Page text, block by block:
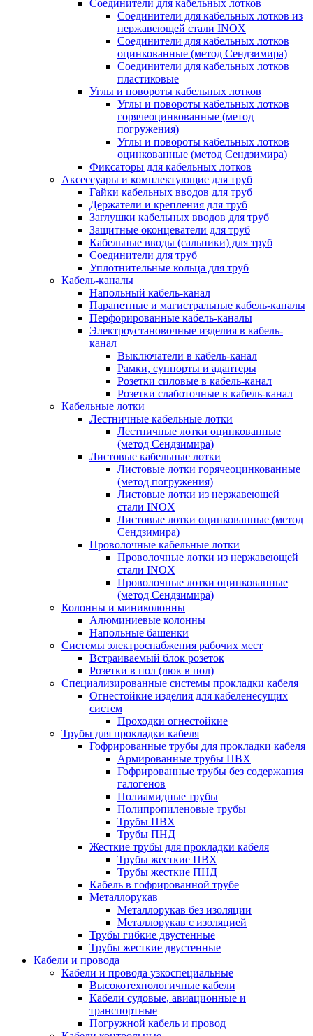
Соединители для кабельных лотков
Соединители для кабельных лотков из
нержавеющей стали INOX
Соединители для кабельных лотков
оцинкованные (метод Сендзимира)
Соединители для кабельных лотков
пластиковые
Углы и повороты кабельных лотков
Углы и повороты кабельных лотков
горячеоцинкованные (метод
погружения)
Углы и повороты кабельных лотков
оцинкованные (метод Сендзимира)
Фиксаторы для кабельных лотков
Аксессуары и комплектующие для труб
Гайки кабельных вводов для труб
Держатели и крепления для труб
Заглушки кабельных вводов для труб
Защитные оконцеватели для труб
Кабельные вводы (сальники) для труб
Соединители для труб
Уплотнительные кольца для труб
Кабель-каналы
Напольный кабель-канал
Парапетные и магистральные кабель-каналы
Перфорированные кабель-каналы
Электроустановочные изделия в кабель-
канал
Выключатели в кабель-канал
Рамки, суппорты и адаптеры
Розетки силовые в кабель-канал
Розетки слаботочные в кабель-канал
Кабельные лотки
Лестничные кабельные лотки
Лестничные лотки оцинкованные
(метод Сендзимира)
Листовые кабельные лотки
Листовые лотки горячеоцинкованные
(метод погружения)
Листовые лотки из нержавеющей
стали INOX
Листовые лотки оцинкованные (метод
Сендзимира)
Проволочные кабельные лотки
Проволочные лотки из нержавеющей
стали INOX
Проволочные лотки оцинкованные
(метод Сендзимира)
Колонны и миниколонны
Алюминиевые колонны
Напольные башенки
Системы электроснабжения рабочих мест
Встраиваемый блок розеток
Розетки в пол (люк в пол)
Специализированные системы прокладки кабеля
Огнестойкие изделия для кабеленесущих
систем
Проходки огнестойкие
Трубы для прокладки кабеля
Гофрированные трубы для прокладки кабеля
Армированные трубы ПВХ
Гофрированные трубы без содержания
галогенов
Полиамидные трубы
Полипропиленовые трубы
Трубы ПВХ
Трубы ПНД
Жесткие трубы для прокладки кабеля
Трубы жесткие ПВХ
Трубы жесткие ПНД
Кабель в гофрированной трубе
Металлорукав
Металлорукав без изоляции
Металлорукав с изоляцией
Трубы гибкие двустенные
Трубы жесткие двустенные
Кабели и провода
Кабели и провода узкоспециальные
Высокотехнологичные кабели
Кабели судовые, авиационные и
транспортные
Погружной кабель и провод